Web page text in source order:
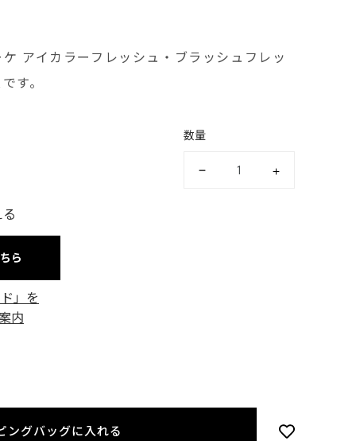
アイカラーフレッシュ・ブラッシュフレッ
す。
数量
る
ら
ド」を
内
ングバッグに入れる